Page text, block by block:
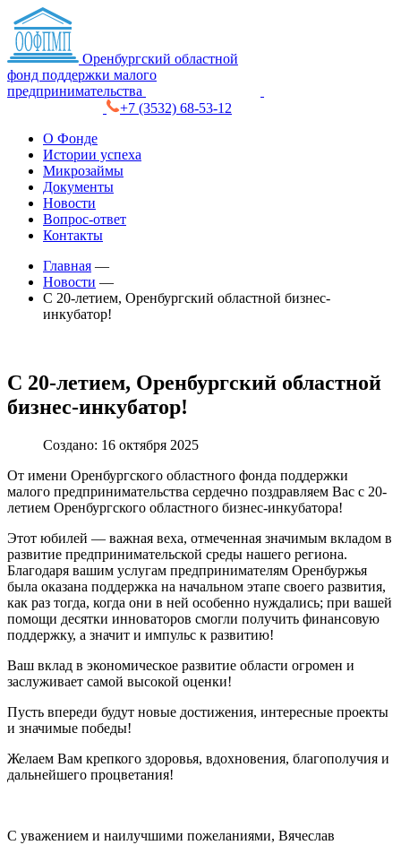
Оренбургский областной
фонд поддержки малого
предпринимательства
+7 (3532) 68-53-12
О Фонде
Истории успеха
Микрозаймы
Документы
Новости
Вопрос-ответ
Контакты
Главная —
Новости —
С 20-летием, Оренбургский областной бизнес-
инкубатор!
С 20-летием, Оренбургский областной
бизнес-инкубатор!
Создано: 16 октября 2025
От имени Оренбургского областного фонда поддержки
малого предпринимательства сердечно поздравляем Вас с 20-
летием Оренбургского областного бизнес-инкубатора!
Этот юбилей — важная веха, отмеченная значимым вкладом в
развитие предпринимательской среды нашего региона.
Благодаря вашим услугам предпринимателям Оренбуржья
была оказана поддержка на начальном этапе своего развития,
как раз тогда, когда они в ней особенно нуждались; при вашей
помощи десятки инноваторов смогли получить финансовую
поддержку, а значит и импульс к развитию!
Ваш вклад в экономическое развитие области огромен и
заслуживает самой высокой оценки!
Пусть впереди будут новые достижения, интересные проекты
и значимые победы!
Желаем Вам крепкого здоровья, вдохновения, благополучия и
дальнейшего процветания!
С уважением и наилучшими пожеланиями, Вячеслав